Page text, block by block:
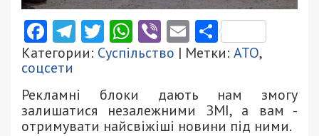
Facebook
Telegram
Twitter
WhatsApp
ViberEmail
Категории: Суспільство | Метки: АТО,
соцсети
Рекламні блоки дають нам змогу
залишатися незалежними ЗМІ, а вам -
отримувати найсвіжіші новини під ними.